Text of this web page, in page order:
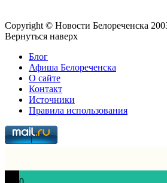
Copyright © Новости Белореченска
Вернуться наверх
Блог
Афиша Белореченска
О сайте
Контакт
Источники
Правила использования